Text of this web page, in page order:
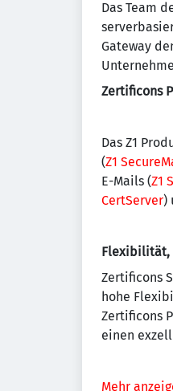
Das Team
Gateway
Zertificons
Das Z1
(Z1
E-Mails (Z1
CertServer)
Flexibilität,
Zertificons
hohe
Zertificons
einen
Mehr